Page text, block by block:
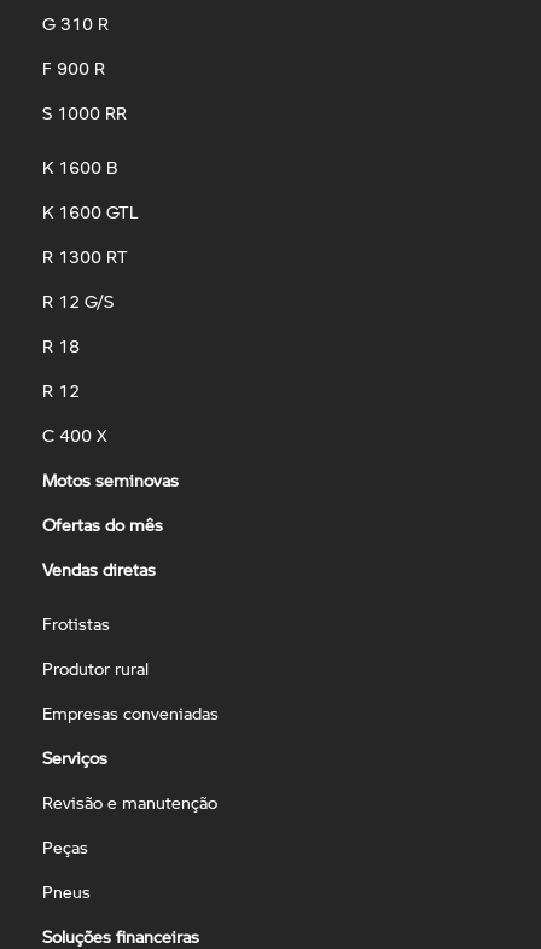
G 310 R
F 900 R
S 1000 RR
K 1600 B
K 1600 GTL
R 1300 RT
R 12 G/S
R 18
R 12
C 400 X
Motos seminovas
Ofertas do mês
Vendas diretas
Frotistas
Produtor rural
Empresas conveniadas
Serviços
Revisão e manutenção
Peças
Pneus
Soluções financeiras